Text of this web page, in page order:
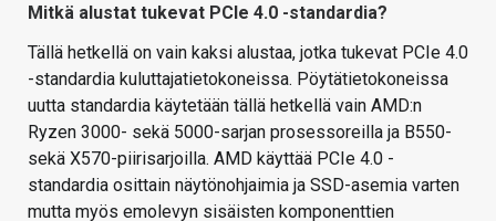
Mitkä alustat tukevat PCIe 4.0 -standardia?
Tällä hetkellä on vain kaksi alustaa, jotka tukevat PCIe 4.0
-standardia kuluttajatietokoneissa. Pöytätietokoneissa
uutta standardia käytetään tällä hetkellä vain AMD:n
Ryzen 3000- sekä 5000-sarjan prosessoreilla ja B550-
sekä X570-piirisarjoilla. AMD käyttää PCIe 4.0 -
standardia osittain näytönohjaimia ja SSD-asemia varten
mutta myös emolevyn sisäisten komponenttien